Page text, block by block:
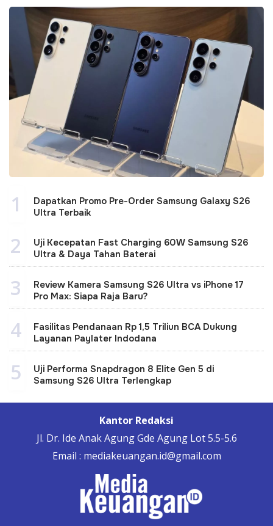
1
Dapatkan Promo Pre-Order Samsung Galaxy S26
Ultra Terbaik
2
Uji Kecepatan Fast Charging 60W Samsung S26
Ultra & Daya Tahan Baterai
3
Review Kamera Samsung S26 Ultra vs iPhone 17
Pro Max: Siapa Raja Baru?
4
Fasilitas Pendanaan Rp 1,5 Triliun BCA Dukung
Layanan Paylater Indodana
5
Uji Performa Snapdragon 8 Elite Gen 5 di
Samsung S26 Ultra Terlengkap
Kantor Redaksi
Jl. Dr. Ide Anak Agung Gde Agung Lot 5.5-5.6
Email : mediakeuangan.id@gmail.com